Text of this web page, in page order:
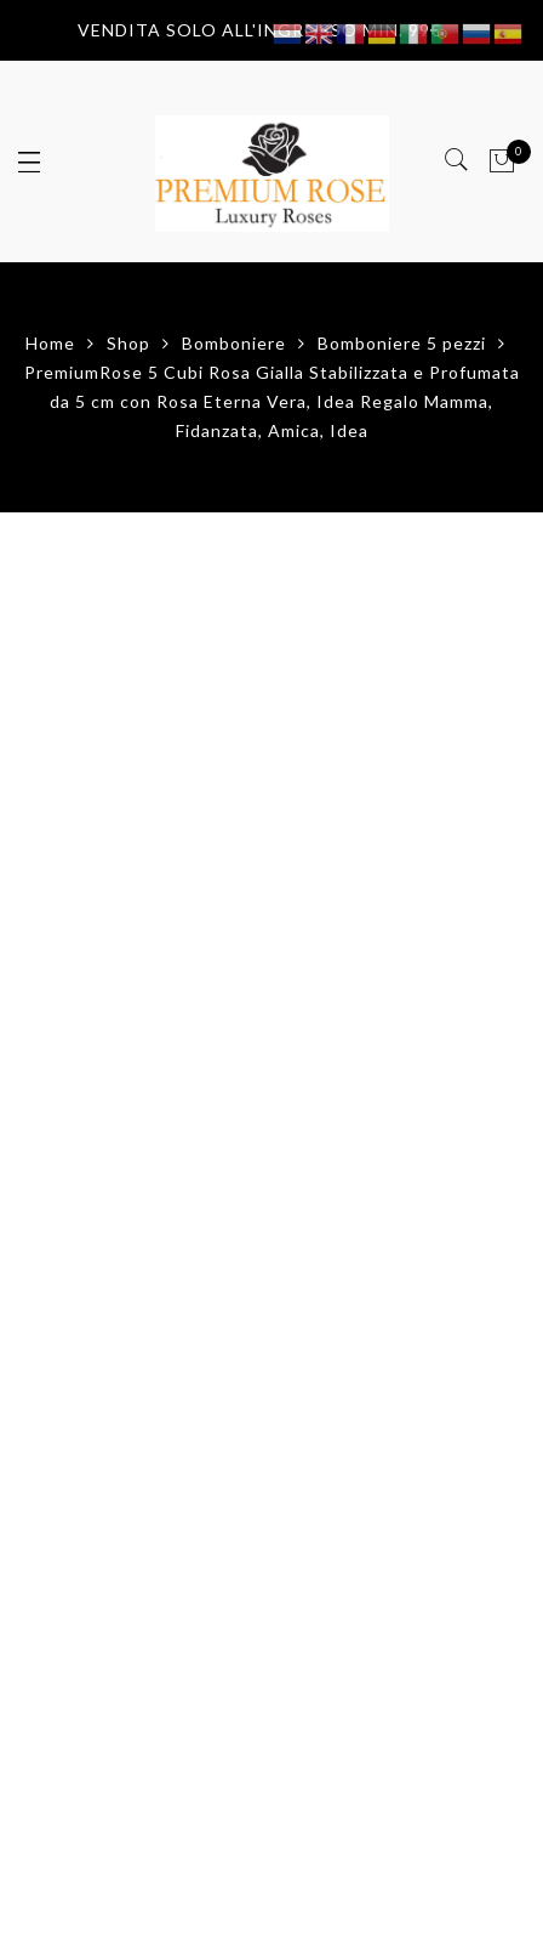
VENDITA SOLO ALL'INGROSSO MIN. 99€
0
Home Shop Bomboniere
Bomboniere 5 pezzi
PremiumRose 5 Cubi Rosa Gialla Stabilizzata e Profumata
da 5 cm con Rosa Eterna Vera, Idea Regalo Mamma,
Fidanzata, Amica, Idea